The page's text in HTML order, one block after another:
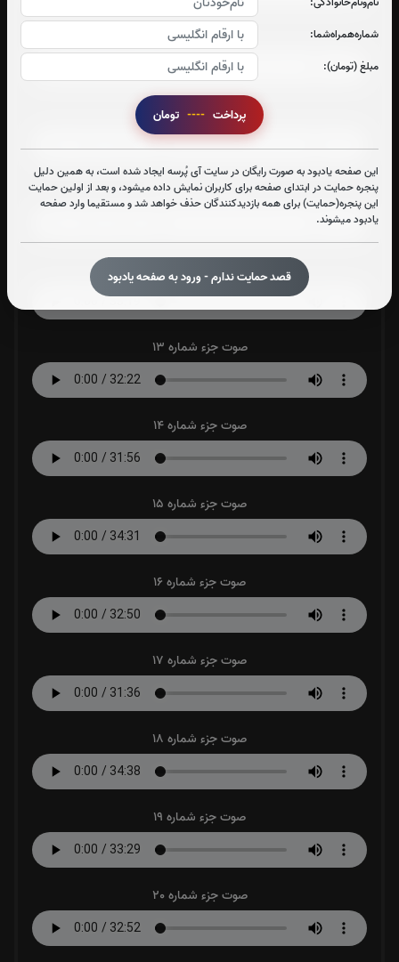
شماره‌همراه‌شما:
مبلغ (تومان):
پرداخت ----
این صفحه یادبود به صورت رایگان در سایت آی پُرسه ایجاد شده است، به همین دلیل
پنجره حمایت در ابتدای صفحه برای کاربران نمایش داده میشود، و بعد از اولین حمایت
این پنجره(حمایت) برای همه بازدیدکنندگان حذف خواهد شد و مستقیما وارد صفحه
یادبود میشوند.
قصد حمایت ندارم - ورود به صفحه یادبود
صوت جزء شماره 9
صوت جزء شماره 10
صوت جزء شماره 11
صوت جزء شماره 12
صوت جزء شماره 13
صوت جزء شماره 14
صوت جزء شماره 15
صوت جزء شماره 16
صوت جزء شماره 17
صوت جزء شماره 18
صوت جزء شماره 19
صوت جزء شماره 20